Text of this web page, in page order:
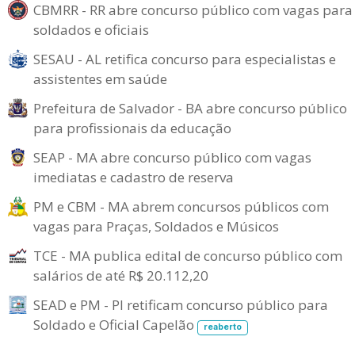
CBMRR - RR abre concurso público com vagas para
soldados e oficiais
SESAU - AL retifica concurso para especialistas e
assistentes em saúde
Prefeitura de Salvador - BA abre concurso público
para profissionais da educação
SEAP - MA abre concurso público com vagas
imediatas e cadastro de reserva
PM e CBM - MA abrem concursos públicos com
vagas para Praças, Soldados e Músicos
TCE - MA publica edital de concurso público com
salários de até R$ 20.112,20
SEAD e PM - PI retificam concurso público para
Soldado e Oficial Capelão
reaberto